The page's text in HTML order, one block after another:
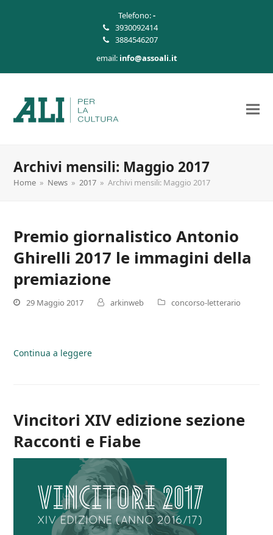
Telefono:-
3930092414
3884546207
email: info@assoali.it
Archivi mensili: Maggio 2017
Home » News » 2017 » Archivi mensili: Maggio 2017
Premio giornalistico Antonio
Ghirelli 2017 le immagini della
premiazione
29 Maggio 2017 arkinweb concorso-letterario
Continua a leggere
Vincitori XIV edizione sezione
Racconti e Fiabe